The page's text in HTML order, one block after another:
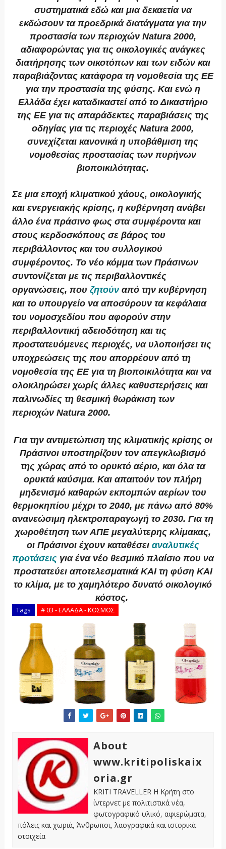
συστηματικά εδώ και μια δεκαετία να
εκδώσουν τα προεδρικά διατάγματα για την
προστασία των περιοχών Natura 2000,
αδιαφορώντας για τις οικολογικές ανάγκες
διατήρησης των οικοτόπων και των ειδών και
παραβιάζοντας κατάφορα τη νομοθεσία της ΕΕ
για την προστασία της φύσης. Και ενώ η
Ελλάδα έχει καταδικαστεί από το Δικαστήριο
της ΕΕ για τις απαράδεκτες παραβιάσεις της
οδηγίας για τις περιοχές Natura 2000,
συνεχίζεται κανονικά η υποβάθμιση της
νομοθεσίας προστασίας των πυρήνων
βιοποικιλότητας.
Σε μια εποχή κλιματικού χάους, οικολογικής
και ενεργειακής κρίσης, η κυβέρνηση ανάβει
άλλο ένα πράσινο φως στα συμφέροντα και
στους κερδοσκόπους σε βάρος του
περιβάλλοντος και του συλλογικού
συμφέροντος. Το νέο κόμμα των Πράσινων
συντονίζεται με τις περιβαλλοντικές
οργανώσεις, που ζητούναπό την κυβέρνηση
και το υπουργείο να αποσύρουν τα κεφάλαια
του νομοσχεδίου που αφορούν στην
περιβαλλοντική αδειοδότηση και τις
προστατευόμενες περιοχές, να υλοποιήσει τις
υποχρεώσεις της που απορρέουν από τη
νομοθεσία της ΕΕ για τη βιοποικιλότητα και να
ολοκληρώσει χωρίς άλλες καθυστερήσεις και
παλινωδίες τη θεσμική θωράκιση των
περιοχών Natura 2000.
Για την αντιμετώπιση της κλιματικής κρίσης οι
Πράσινοι υποστηρίζουν τον απεγκλωβισμό
της χώρας από το ορυκτό αέριο, και όλα τα
ορυκτά καύσιμα. Και απαιτούν τον πλήρη
μηδενισμό καθαρών εκπομπών αερίων του
θερμοκηπίου μέχρι το 2040, με πάνω από 80%
ανανεώσιμη ηλεκτροπαραγωγή το 2030. Για τη
χωροθέτηση των ΑΠΕ μεγαλύτερης κλίμακας,
οι Πράσινοι έχουν καταθέσει αναλυτικές
προτάσειςγια ένα νέο θεσμικό πλαίσιο που να
προστατεύει αποτελεσματικά ΚΑΙ τη φύση ΚΑΙ
το κλίμα, με το χαμηλότερο δυνατό οικολογικό
κόστος.
Tags # 03 - ΕΛΛΑΔΑ - ΚΟΣΜΟΣ
About
www.kritipoliskaix
oria.gr
KRITI TRAVELLER Η Κρήτη στο
ίντερνετ με πολιτιστικά νέα,
φωτογραφικό υλικό, αφιερώματα,
πόλεις και χωριά, Άνθρωποι, λαογραφικά και ιστορικά
στοιχεία